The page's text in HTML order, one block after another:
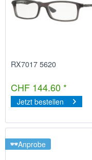
RX7017 5620
CHF 144.60 *
Jetzt bestellen
Anprobe